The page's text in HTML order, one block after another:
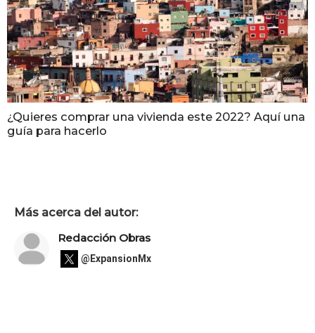
¿Quieres comprar una vivienda este 2022? Aquí una
guía para hacerlo
Más acerca del autor:
Redacción Obras
@ExpansionMx